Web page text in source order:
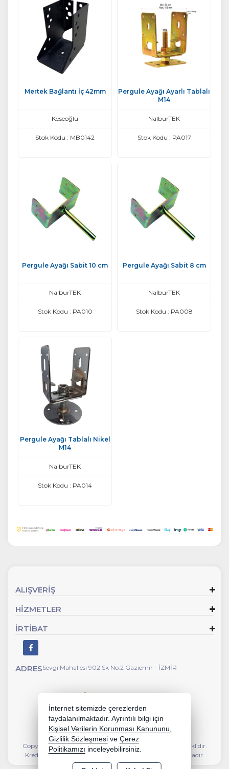
Mertek Bağlantı İç 42mm
Köseoğlu
Stok Kodu : MB0142
Pergule Ayağı Ayarlı Tablalı
M14
NalburTEK
Stok Kodu : PA017
Pergule Ayağı Sabit 10 cm
NalburTEK
Stok Kodu : PA010
Pergule Ayağı Sabit 8 cm
NalburTEK
Stok Kodu : PA008
Pergule Ayağı Tablalı Nikel
M14
NalburTEK
Stok Kodu : PA014
ALIŞVERİŞ
HİZMETLER
İRTİBAT
ADRESSevgi Mahallesi 902 Sk No:2 Gaziemir - İZMİR
Copyright 2026 kalyoncunalburiye.com - Tüm hakları saklıdır.
Kredi kartı bilgileriniz 256bit SSL sertifikası ile korunmaktadır.
İnternet sitemizde çerezlerden
faydalanılmaktadır. Ayrıntılı bilgi için
Kişisel Verilerin Korunması Kanununu,
Gizlilik Sözleşmesi ve Çerez
Politikamızı inceleyebilirsiniz.